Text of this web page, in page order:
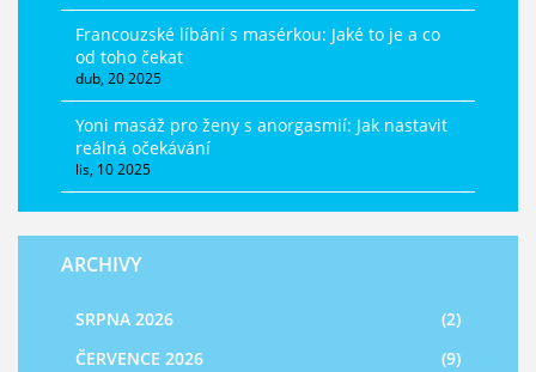
Francouzské líbání s masérkou: Jaké to je a co
od toho čekat
dub, 20 2025
Yoni masáž pro ženy s anorgasmií: Jak nastavit
reálná očekávání
lis, 10 2025
ARCHIVY
SRPNA 2026
(2)
ČERVENCE 2026
(9)